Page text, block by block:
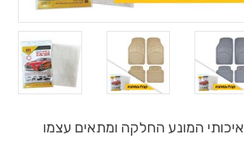
עשוי מחומר PVC איכותי המונע החלקה ומתאים עצמו